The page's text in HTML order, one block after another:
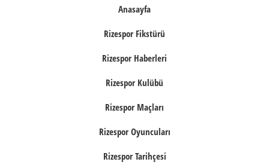
Anasayfa
Rizespor Fikstürü
Rizespor Haberleri
Rizespor Kulübü
Rizespor Maçları
Rizespor Oyuncuları
Rizespor Tarihçesi